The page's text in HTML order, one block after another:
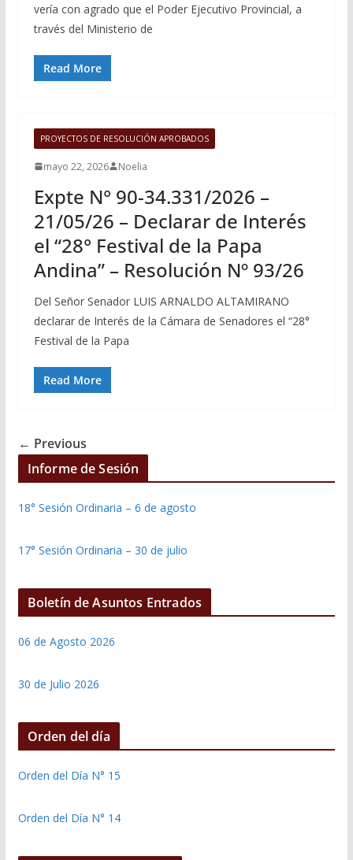
vería con agrado que el Poder Ejecutivo Provincial, a
través del Ministerio de
Read More
PROYECTOS DE RESOLUCIÓN APROBADOS
mayo 22, 2026 Noelia
Expte N° 90-34.331/2026 –
21/05/26 – Declarar de Interés
el “28° Festival de la Papa
Andina” – Resolución Nº 93/26
Del Señor Senador LUIS ARNALDO ALTAMIRANO
declarar de Interés de la Cámara de Senadores el “28°
Festival de la Papa
Read More
← Previous
Informe de Sesión
18° Sesión Ordinaria – 6 de agosto
17° Sesión Ordinaria – 30 de julio
Boletín de Asuntos Entrados
06 de Agosto 2026
30 de Julio 2026
Orden del día
Orden del Día N° 15
Orden del Día N° 14